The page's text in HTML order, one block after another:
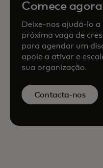
Comece agora
Deixe‑nos ajudá‑lo
próxima vaga de
para agendar um
apoie a ativar e
sua organização.
Contacta-nos